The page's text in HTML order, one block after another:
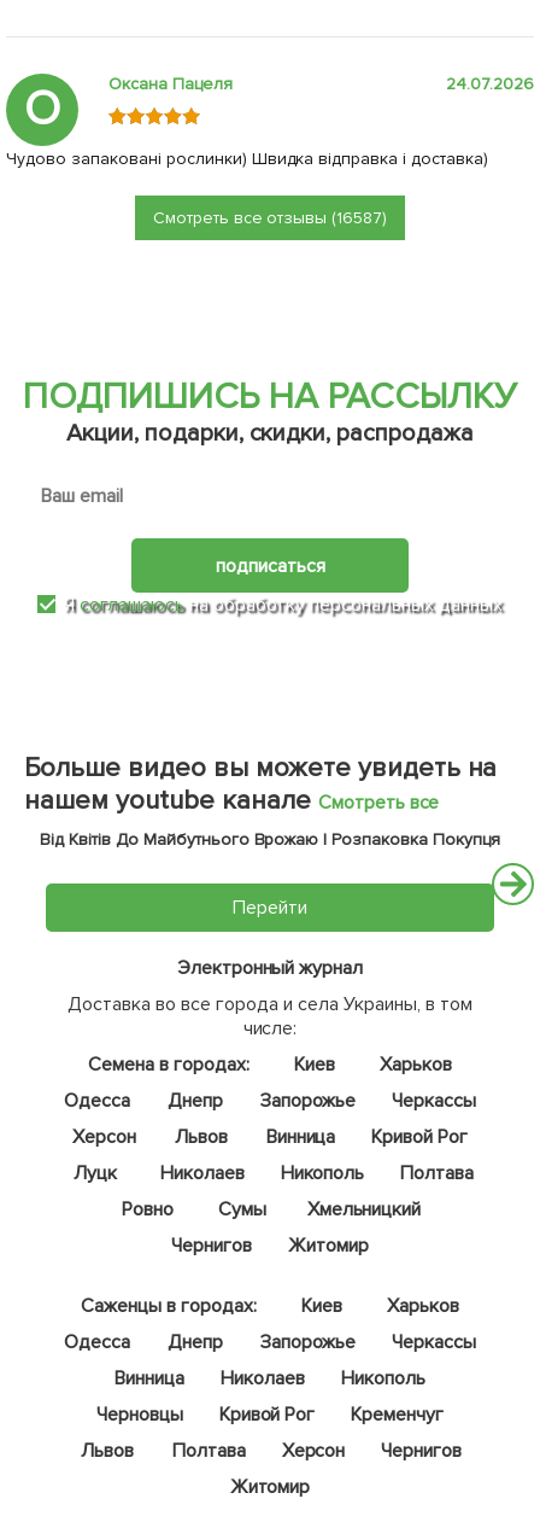
О Оксана Пацеля 24.07.2026
Чудово запаковані рослинки) Швидка відправка і доставка)
Смотреть все отзывы (16587)
ПОДПИШИСЬ НА РАССЫЛКУ
Акции, подарки, скидки, распродажа
подписаться
Ясоглашаюсьна обработку персональных данных
Больше видео вы можете увидеть на
нашем youtube канале Смотреть все
Від Квітів До Майбутнього Врожаю | Розпаковка Покупця
Перейти
Электронный журнал
Доставка во все города и села Украины, в том
числе:
Семена в городах:
Киев
Харьков
Одесса
Днепр Запорожье
Черкассы
Херсон
Львов Винница
Кривой Рог
Луцк
Николаев Никополь
Полтава
Ровно
Сумы
Хмельницкий
Чернигов
Житомир
Саженцы в городах: Киев
Харьков
Одесса
Днепр Запорожье
Черкассы
Винница
Николаев
Никополь
Черновцы
Кривой Рог
Кременчуг
Львов
Полтава Херсон
Чернигов
Житомир